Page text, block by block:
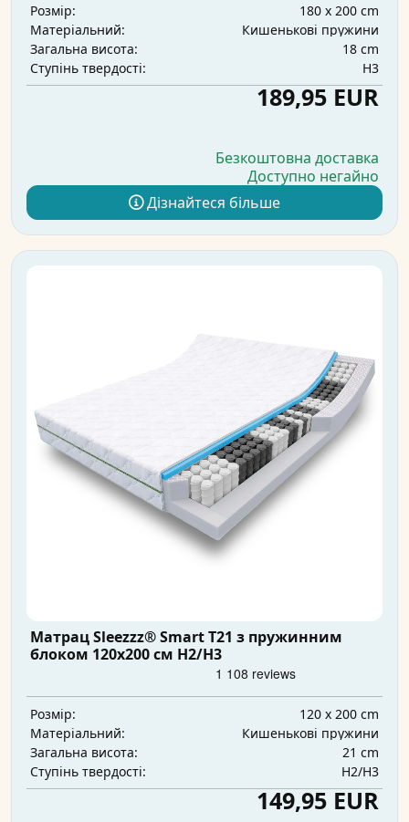
Розмір:
180 x 200 cm
Матеріальний:
Кишенькові пружини
Загальна висота:
18 cm
Ступінь твердості:
H3
189,95 EUR
Безкоштовна доставка
Доступно негайно
Дізнайтеся більше
Матрац Sleezzz® Smart T21 з пружинним
блоком 120x200 см H2/H3
Розмір:
120 x 200 cm
Матеріальний:
Кишенькові пружини
Загальна висота:
21 cm
Ступінь твердості:
H2/H3
149,95 EUR